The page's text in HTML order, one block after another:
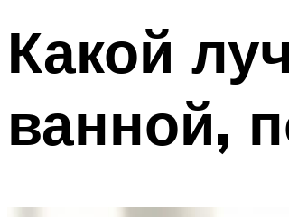
Какой
ванной,